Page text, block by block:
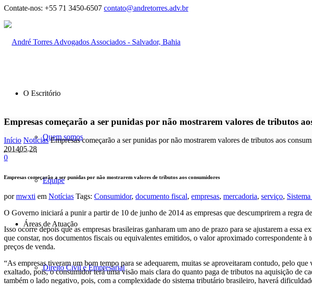
Contate-nos: +55 71 3450-6507 contato@andretorres.adv.br
O Escritório
Quem somos
Equipe
Áreas de Atuação
Direito Civil e Empresarial
Empresas começarão a ser punidas por não mostrarem valores de tributos
Início Notícias Empresas começarão a ser punidas por não mostrarem valores de tributos aos
201405.28
0
Empresas começarão a ser punidas por não mostrarem valores de tributos aos consumidores
pormwxti em Notícias Tags: Consumidor, documento fiscal, empresas, mercadoria, serviço,
O Governo iniciará a punir a partir de 10 de junho de 2014 as empresas que descumprirem a regra
Isso ocorre depois que as empresas brasileiras ganharam um ano de prazo para se ajustarem a
que constar, nos documentos fiscais ou equivalentes emitidos, o valor aproximado correspondente
preços de venda.
“As empresas tiveram um bom tempo para se adequarem, muitas se aproveitaram contudo, pelo
exaltado, pois, o consumidor terá uma visão mais clara do quanto paga de tributos na aquisição de
também o lado negativo, pois, com a complexidade do sistema tributário brasileiro, haverá